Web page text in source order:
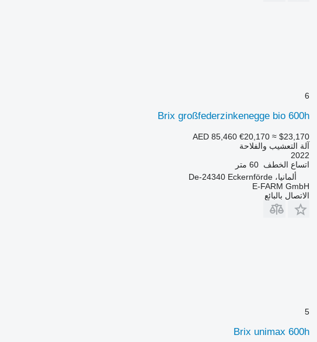
6
Brix großfederzinkenegge bio 600h
AED 85,460 €20,170 ≈ $23,170
آلة التعشيب والفلاحة
2022
اتساع الخطف 60 متر
ألمانيا، De-24340 Eckernförde
E-FARM GmbH
الاتصال بالبائع
5
Brix unimax 600h